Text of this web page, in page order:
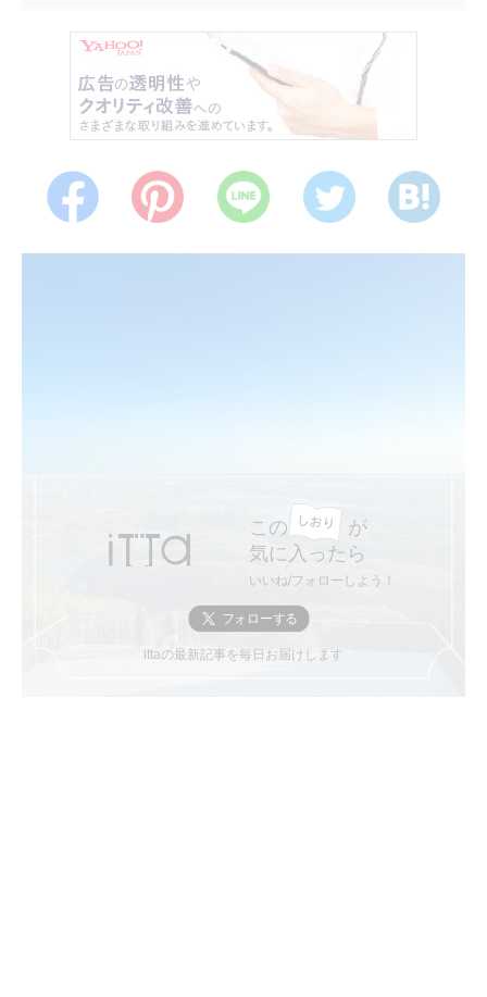
この
が
気に入ったら
いいね/フォローしよう！
ittaの最新記事を毎日お届けします